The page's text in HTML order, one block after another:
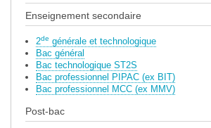
Enseignement secondaire
2de générale et technologique
Bac général
Bac technologique ST2S
Bac professionnel PIPAC (ex BIT)
Bac professionnel MCC (ex MMV)
Post-bac